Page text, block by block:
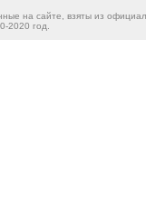
на сайте, взяты из
2020 год.